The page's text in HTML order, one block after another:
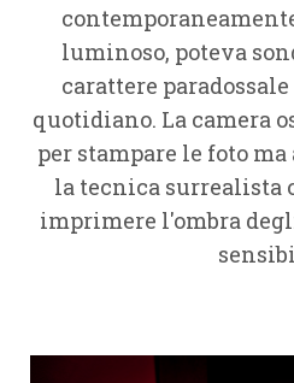
ABOUT
CONTATTI
luminoso, poteva
carattere
quotidiano. La camera
per stampare le foto
la tecnica surrealista
imprimere l'ombra